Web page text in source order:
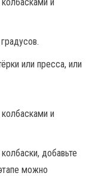
или пресса, или
добавьте
можно